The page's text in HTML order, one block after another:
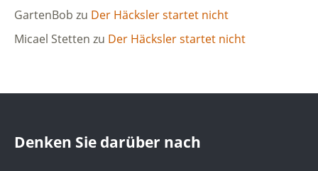
GartenBob zu Der Häcksler startet nicht
Micael Stetten zu Der Häcksler startet nicht
Denken Sie darüber nach